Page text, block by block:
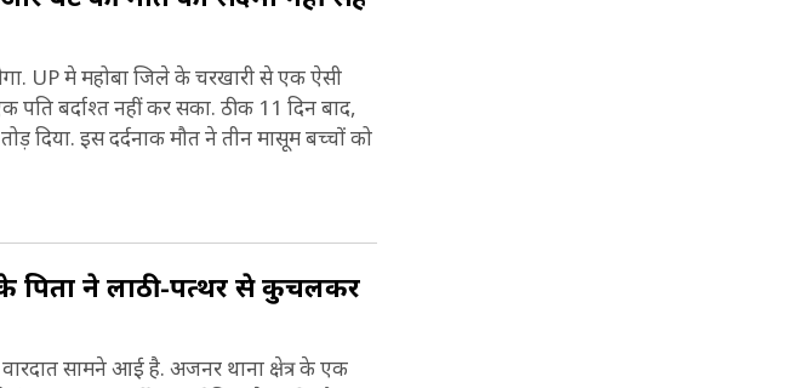
UP मे महोबा जिले के चरखारी से एक ऐसी
बर्दाश्त नहीं कर सका. ठीक 11 दिन बाद,
दिया. इस दर्दनाक मौत ने तीन मासूम बच्चों को
के पिता ने लाठी-पत्थर से कुचलकर
सामने आई है. अजनर थाना क्षेत्र के एक